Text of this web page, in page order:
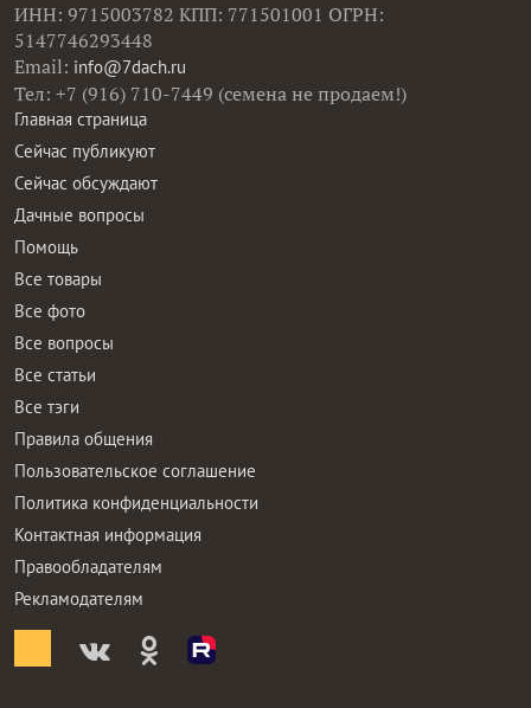
ИНН: 9715003782 КПП: 771501001 ОГРН:
5147746293448
Email: info@7dach.ru
Тел: +7 (916) 710-7449 (семена не продаем!)
Главная страница
Сейчас публикуют
Сейчас обсуждают
Дачные вопросы
Помощь
Все товары
Все фото
Все вопросы
Все статьи
Все тэги
Правила общения
Пользовательское соглашение
Политика конфиденциальности
Контактная информация
Правообладателям
Рекламодателям